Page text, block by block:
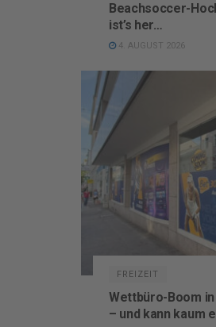
Beachsoccer-
ist’s her…
4. AUGUST 2026
FREIZEIT
Wettbüro-Boom
– und kann kaum